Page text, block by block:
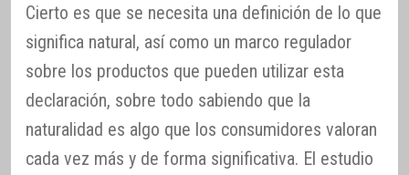
Cierto es que se necesita una definición de lo que
significa natural, así como un marco regulador
sobre los productos que pueden utilizar esta
declaración, sobre todo sabiendo que la
naturalidad es algo que los consumidores valoran
cada vez más y de forma significativa. El estudio